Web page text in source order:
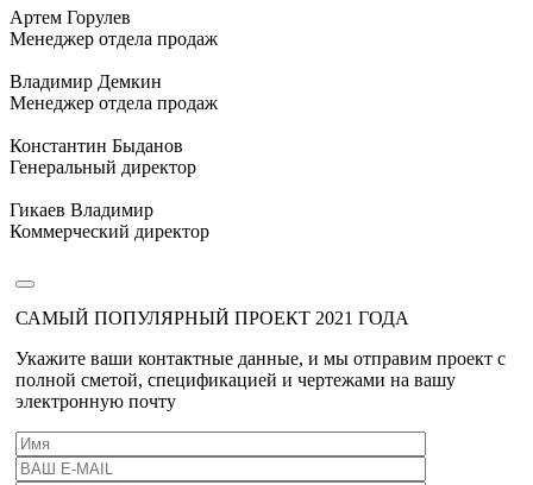
Артем Горулев
Менеджер отдела продаж
Владимир Демкин
Менеджер отдела продаж
Константин Быданов
Генеральный директор
Гикаев Владимир
Коммерческий директор
САМЫЙ ПОПУЛЯРНЫЙ ПРОЕКТ 2021 ГОДА
Укажите ваши контактные данные, и мы отправим проект с
полной сметой, спецификацией и чертежами на вашу
электронную почту